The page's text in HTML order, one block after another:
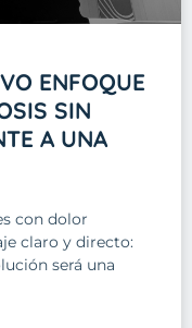
ENFOQUE
SIN
A UNA
con dolor
claro y directo:
será una